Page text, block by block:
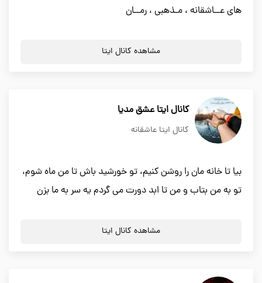
های عــاشقانه ، مـذهبی ، رمــان
مشاهده کانال ایتا
کانال ایتا عشق مدیا
کانال ایتا عاشقانه
بیا تا خانه مان را روشن کنیم، تو خورشید باش تا من ماه شوم،
تو به من بتاب و من تا ابد دورت می گردم یه سر به ما بزن
مشاهده کانال ایتا